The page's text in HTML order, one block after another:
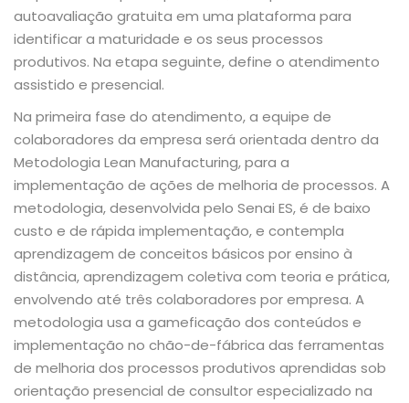
autoavaliação gratuita em uma plataforma para
identificar a maturidade e os seus processos
produtivos. Na etapa seguinte, define o atendimento
assistido e presencial.
Na primeira fase do atendimento, a equipe de
colaboradores da empresa será orientada dentro da
Metodologia Lean Manufacturing, para a
implementação de ações de melhoria de processos. A
metodologia, desenvolvida pelo Senai ES, é de baixo
custo e de rápida implementação, e contempla
aprendizagem de conceitos básicos por ensino à
distância, aprendizagem coletiva com teoria e prática,
envolvendo até três colaboradores por empresa. A
metodologia usa a gameficação dos conteúdos e
implementação no chão-de-fábrica das ferramentas
de melhoria dos processos produtivos aprendidas sob
orientação presencial de consultor especializado na